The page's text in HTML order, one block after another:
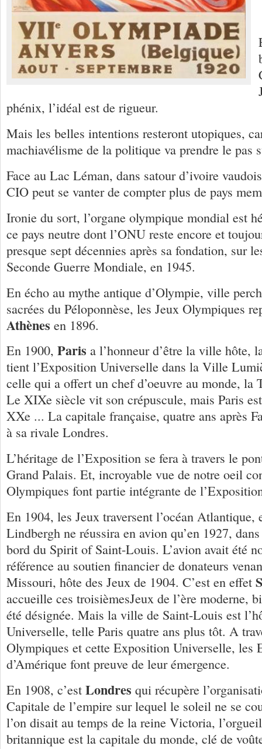
phénix, l’idéal est de rigueur.
Mais les belles intentions resteront utopiques,
machiavélisme de la politique va prendre le pas
Face au Lac Léman, dans satour d’ivoire
CIO peut se vanter de compter plus de pays
Ironie du sort, l’organe olympique mondial est
ce pays neutre dont l’ONU reste encore et
presque sept décennies après sa fondation, sur
Seconde Guerre Mondiale, en 1945.
En écho au mythe antique d’Olympie, ville
sacrées du Péloponnèse, les Jeux Olympiques
Athènes en 1896.
En 1900, Paris a l’honneur d’être la ville hôte,
tient l’Exposition Universelle dans la Ville
celle qui a offert un chef d’oeuvre au monde, la
Le XIXe siècle vit son crépuscule, mais Paris
XXe ... La capitale française, quatre ans après
à sa rivale Londres.
L’héritage de l’Exposition se fera à travers le
Grand Palais. Et, incroyable vue de notre oeil
Olympiques font partie intégrante de
En 1904, les Jeux traversent l’océan Atlantique,
Lindbergh ne réussira en avion qu’en 1927,
bord du Spirit of Saint-Louis. L’avion avait été
référence au soutien financier de donateurs
Missouri, hôte des Jeux de 1904. C’est en effet
accueille ces troisièmesJeux de l’ère moderne,
été désignée. Mais la ville de Saint-Louis est
Universelle, telle Paris quatre ans plus tôt. A
Olympiques et cette Exposition Universelle, les
d’Amérique font preuve de leur émergence.
En 1908, c’est Londres qui récupère
Capitale de l’empire sur lequel le soleil ne se
l’on disait au temps de la reine Victoria,
britannique est la capitale du monde, clé de